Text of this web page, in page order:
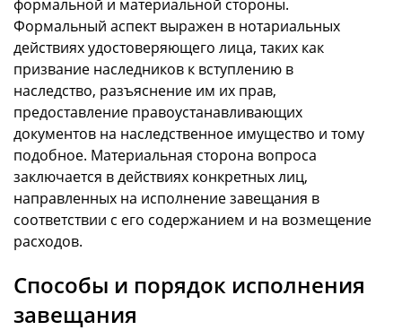
формальной и материальной стороны.
Формальный аспект выражен в нотариальных
действиях удостоверяющего лица, таких как
призвание наследников к вступлению в
наследство, разъяснение им их прав,
предоставление правоустанавливающих
документов на наследственное имущество и тому
подобное. Материальная сторона вопроса
заключается в действиях конкретных лиц,
направленных на исполнение завещания в
соответствии с его содержанием и на возмещение
расходов.
Способы и порядок исполнения
завещания